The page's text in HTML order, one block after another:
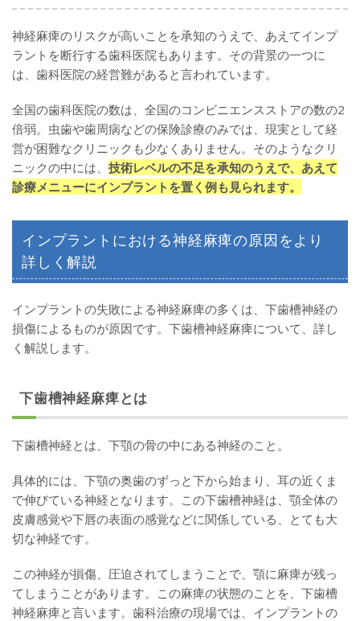
神経麻痺のリスクが高いことを承知のうえで、あえてインプ
ラントを断行する歯科医院もあります。その背景の一つに
は、歯科医院の経営難があると言われています。
全国の歯科医院の数は、全国のコンビニエンスストアの数の2
倍弱。虫歯や歯周病などの保険診療のみでは、現実として経
営が困難なクリニックも少なくありません。そのようなクリ
ニックの中には、 技術レベルの不足を承知のうえで、あえて
診療メニューにインプラントを置く例も見られます。
インプラントにおける神経麻痺の原因をより
詳しく解説
インプラントの失敗による神経麻痺の多くは、下歯槽神経の
損傷によるものが原因です。下歯槽神経麻痺について、詳し
く解説します。
下歯槽神経麻痺とは
下歯槽神経とは、下顎の骨の中にある神経のこと。
具体的には、下顎の奥歯のずっと下から始まり、耳の近くま
で伸びている神経となります。この下歯槽神経は、顎全体の
皮膚感覚や下唇の表面の感覚などに関係している、とても大
切な神経です。
この神経が損傷、圧迫されてしまうことで、顎に麻痺が残っ
てしまうことがあります。この麻痺の状態のことを、下歯槽
神経麻痺と言います。歯科治療の現場では、インプラントの